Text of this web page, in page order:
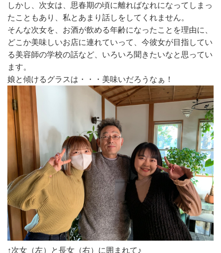
しかし、次女は、思春期の頃に離ればなれになってしまっ
たこともあり、私とあまり話しをしてくれません。
そんな次女を、お酒が飲める年齢になったことを理由に、
どこか美味しいお店に連れていって、今彼女が目指してい
る美容師の学校の話など、いろいろ聞きたいなと思ってい
ます。
娘と傾けるグラスは・・・美味いだろうなぁ！
↑次女（左）と長女（右）に囲まれて♪